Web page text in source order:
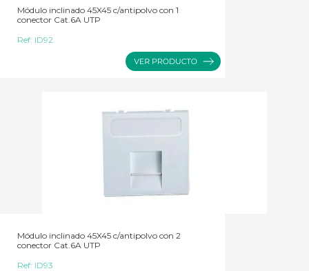
Módulo inclinado 45X45 c/antipolvo con 1
conector Cat.6A UTP
Ref: ID92
Módulo inclinado 45X45 c/antipolvo con 2
conector Cat.6A UTP
Ref: ID93